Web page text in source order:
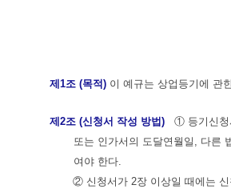
제1조 (목적) 이 예규는 상업등기에 관
제2조 (신청서 작성 방법)
① 등기신청
또는 인가서의 도달연월일, 다른
여야 한다.
② 신청서가 2장 이상일 때에는